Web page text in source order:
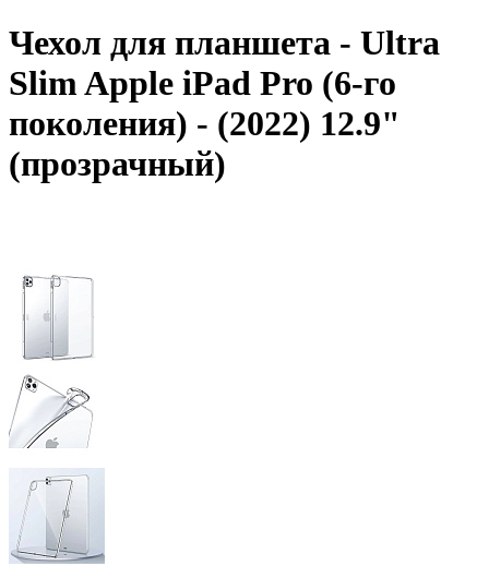
Чехол для планшета - Ultra
Slim Apple iPad Pro (6-го
поколения) - (2022) 12.9"
(прозрачный)